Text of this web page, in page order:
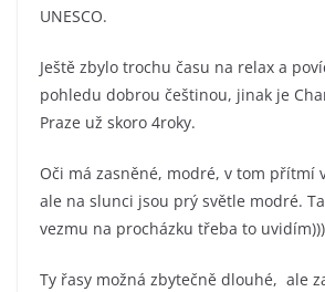
UNESCO.
Ještě zbylo trochu času na relax a
pohledu dobrou češtinou, jinak je
Praze už skoro 4roky.
Oči má zasněné, modré, v tom přítmí
ale na slunci jsou prý světle modré.
vezmu na procházku třeba to uvidím)))
Ty řasy možná zbytečně dlouhé, ale